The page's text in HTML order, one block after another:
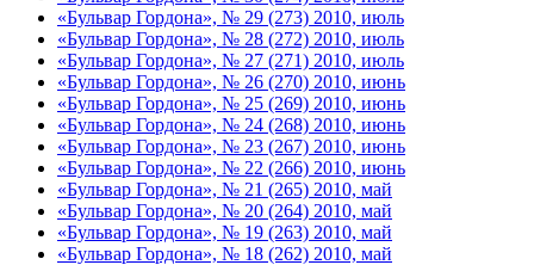
«Бульвар Гордона», № 29 (273) 2010, июль
«Бульвар Гордона», № 28 (272) 2010, июль
«Бульвар Гордона», № 27 (271) 2010, июль
«Бульвар Гордона», № 26 (270) 2010, июнь
«Бульвар Гордона», № 25 (269) 2010, июнь
«Бульвар Гордона», № 24 (268) 2010, июнь
«Бульвар Гордона», № 23 (267) 2010, июнь
«Бульвар Гордона», № 22 (266) 2010, июнь
«Бульвар Гордона», № 21 (265) 2010, май
«Бульвар Гордона», № 20 (264) 2010, май
«Бульвар Гордона», № 19 (263) 2010, май
«Бульвар Гордона», № 18 (262) 2010, май